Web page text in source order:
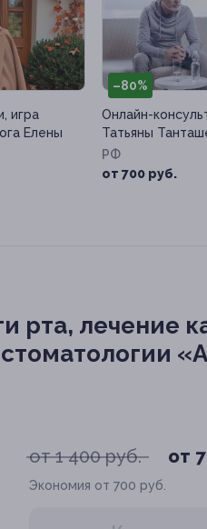
игра
Елены
–80%
Онлайн-
Татьяны
РФ
от 700 руб.
рта, лечение
стоматологии
от 1 400 руб. от
Экономия от 700 руб.